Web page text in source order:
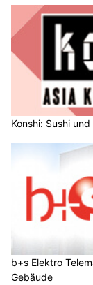
Konshi: Sushi
b+s Elektro
Gebäude